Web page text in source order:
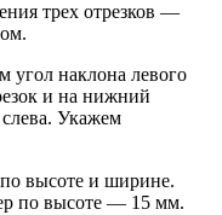
трех отрезков —
наклона левого
и на нижний
Укажем
высоте и ширине.
по высоте — 15 мм.